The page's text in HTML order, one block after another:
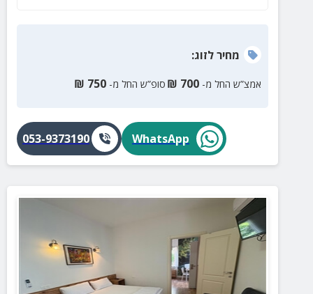
מחירלזוג:
אמצ”ש החל מ- 700
₪ סופ”ש החל מ- 750
₪
WhatsApp
053-9373190